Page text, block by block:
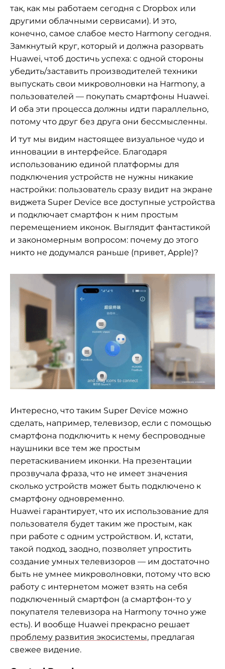
так, как мы работаем сегодня с Dropbox или
другими облачными сервисами). И это,
конечно, самое слабое место Harmony сегодня.
Замкнутый круг, который и должна разорвать
Huawei, чтоб достичь успеха: с одной стороны
убедить/заставить производителей техники
выпускать свои микроволновки на Harmony, а
пользователей — покупать смартфоны Huawei.
И оба эти процесса должны идти параллельно,
потому что друг без друга они бессмысленны.
И тут мы видим настоящее визуальное чудо и
инновации в интерфейсе. Благодаря
использованию единой платформы для
подключения устройств не нужны никакие
настройки: пользователь сразу видит на экране
виджета Super Device все доступные устройства
и подключает смартфон к ним простым
перемещением иконок. Выглядит фантастикой
и закономерным вопросом: почему до этого
никто не додумался раньше (привет, Apple)?
Интересно, что таким Super Device можно
сделать, например, телевизор, если с помощью
смартфона подключить к нему беспроводные
наушники все тем же простым
перетаскиванием иконки. На презентации
прозвучала фраза, что не имеет значения
сколько устройств может быть подключено к
смартфону одновременно.
Huawei гарантирует, что их использование для
пользователя будет таким же простым, как
при работе с одним устройством. И, кстати,
такой подход, заодно, позволяет упростить
создание умных телевизоров — им достаточно
быть не умнее микроволновки, потому что всю
работу с интернетом может взять на себя
подключенный смартфон (а смартфон-то у
покупателя телевизора на Harmony точно уже
есть). И вообще Huawei прекрасно решает
проблему развития экосистемы, предлагая
свежее видение.